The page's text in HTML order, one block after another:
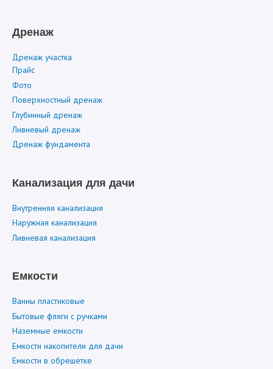
Дренаж
Дренаж участка
Прайс
Фото
Поверхностный дренаж
Глубинный дренаж
Ливневый дренаж
Дренаж фундамента
Канализация для дачи
Внутренняя канализация
Наружная канализация
Ливневая канализация
Емкости
Ванны пластиковые
Бытовые фляги с ручками
Наземные емкости
Емкости накопители для дачи
Емкости в обрешетке